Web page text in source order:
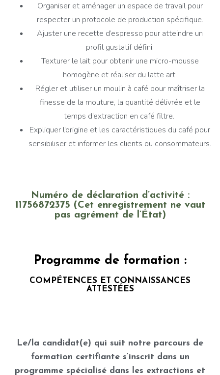
Organiser et aménager un espace de travail pour
respecter un protocole de production spécifique.
Ajuster une recette d’espresso pour atteindre un
profil gustatif défini.
Texturer le lait pour obtenir une micro-mousse
homogène et réaliser du latte art.
Régler et utiliser un moulin à café pour maîtriser la
finesse de la mouture, la quantité délivrée et le
temps d’extraction en café filtre.
Expliquer l’origine et les caractéristiques du café pour
sensibiliser et informer les clients ou consommateurs.
Numéro de déclaration d’activité :
‭11756872375 (Cet enregistrement ne vaut
pas agrément de l’État)​
Programme de formation :
COMPÉTENCES ET CONNAISSANCES
ATTESTÉES
Le/la candidat(e) qui suit notre parcours de
formation certifiante s’inscrit dans un
programme spécialisé dans les extractions et